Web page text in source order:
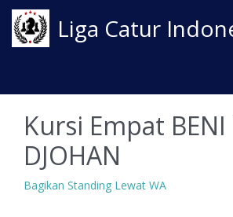
Liga Catur
Kursi Empat BENI
DJOHAN
Bagikan Standing Lewat WA